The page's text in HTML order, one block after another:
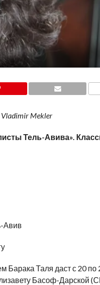
Mekler
Тель-Авива».
Авив
Барака Таля даст с 20 по
Басоф-Дарской